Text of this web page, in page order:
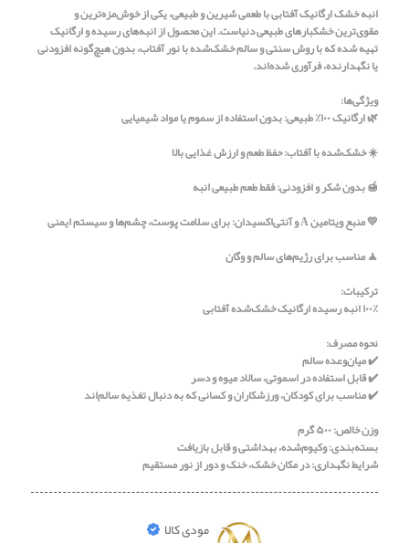
انبه خشک ارگانیک آفتابی با طعمی شیرین و طبیعی، یکی از خوش‌مزه‌ترین و
مقوی‌ترین خشکبارهای طبیعی دنیاست. این محصول از انبه‌های رسیده و ارگانیک
تهیه شده که با روش سنتی و سالم خشک‌شده با نور آفتاب، بدون هیچ‌گونه افزودنی
یا نگهدارنده، فرآوری شده‌اند.
ویژگی‌ها:
🌿 ارگانیک ۱۰۰٪ طبیعی: بدون استفاده از سموم یا مواد شیمیایی
☀️ خشک‌شده با آفتاب: حفظ طعم و ارزش غذایی بالا
🍯 بدون شکر و افزودنی: فقط طعم طبیعی انبه
💛 منبع ویتامین A و آنتی‌اکسیدان: برای سلامت پوست، چشم‌ها و سیستم ایمنی
🧘 مناسب برای رژیم‌های سالم و وگان
ترکیبات:
۱۰۰٪ انبه رسیده ارگانیک خشک‌شده آفتابی
نحوه مصرف:
✔️ میان‌وعده سالم
✔️ قابل استفاده در اسموتی، سالاد میوه و دسر
✔️ مناسب برای کودکان، ورزشکاران و کسانی که به دنبال تغذیه سالم‌اند
وزن خالص: ۵۰۰ گرم
بسته‌بندی: وکیوم‌شده، بهداشتی و قابل بازیافت
شرایط نگهداری: در مکان خشک، خنک و دور از نور مستقیم
مودی کالا